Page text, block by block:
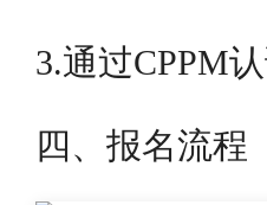
3.通过CPPM
四、报名流程